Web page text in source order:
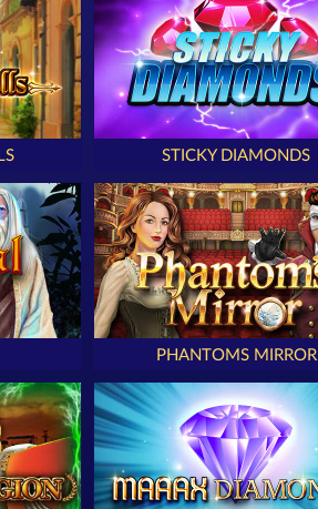
STICKY DIAMONDS
PHANTOMS MIRROR